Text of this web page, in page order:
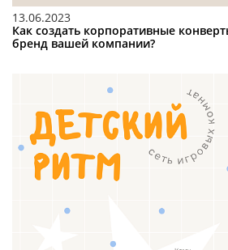
13.06.2023
Как создать корпоративные
бренд вашей компании?